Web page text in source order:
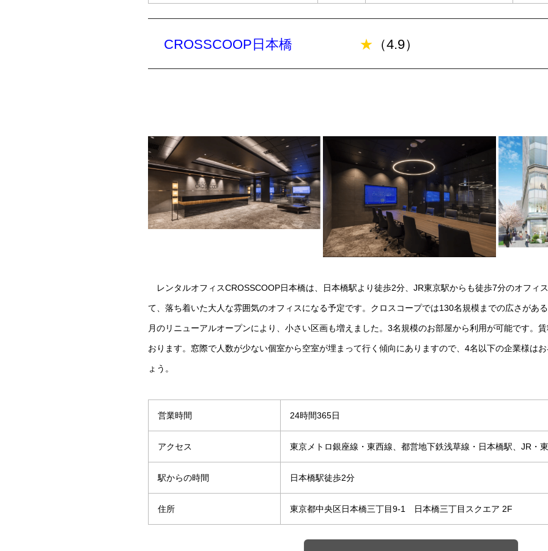
CROSSCOOP日本橋 ★ （4.9）
レンタルオフィスCROSSCOOP日本橋は、日本橋駅より徒歩2分、JR東京駅からも徒歩7分のオフィ
て、落ち着いた大人な雰囲気のオフィスになる予定です。クロスコープでは130名規模までの広さがあ
月のリニューアルオープンにより、小さい区画も増えました。3名規模のお部屋から利用が可能です。
おります。窓際で人数が少ない個室から空室が埋まって行く傾向にありますので、4名以下の企業様は
ょう。
営業時間 24時間365日
アクセス 東京メトロ銀座線・東西線、都営地下鉄浅草線・日本橋駅、JR・
駅からの時間 日本橋駅徒歩2分
住所 東京都中央区日本橋三丁目9-1 日本橋三丁目スクエア 2F